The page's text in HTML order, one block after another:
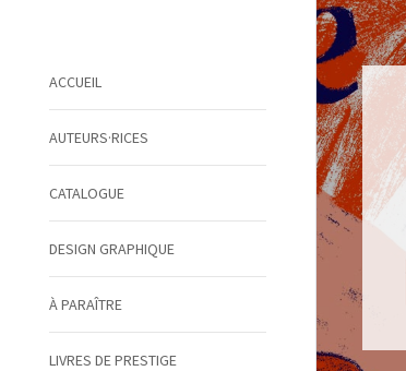
ACCUEIL
AUTEURS·RICES
CATALOGUE
DESIGN GRAPHIQUE
À PARAÎTRE
LIVRES DE PRESTIGE